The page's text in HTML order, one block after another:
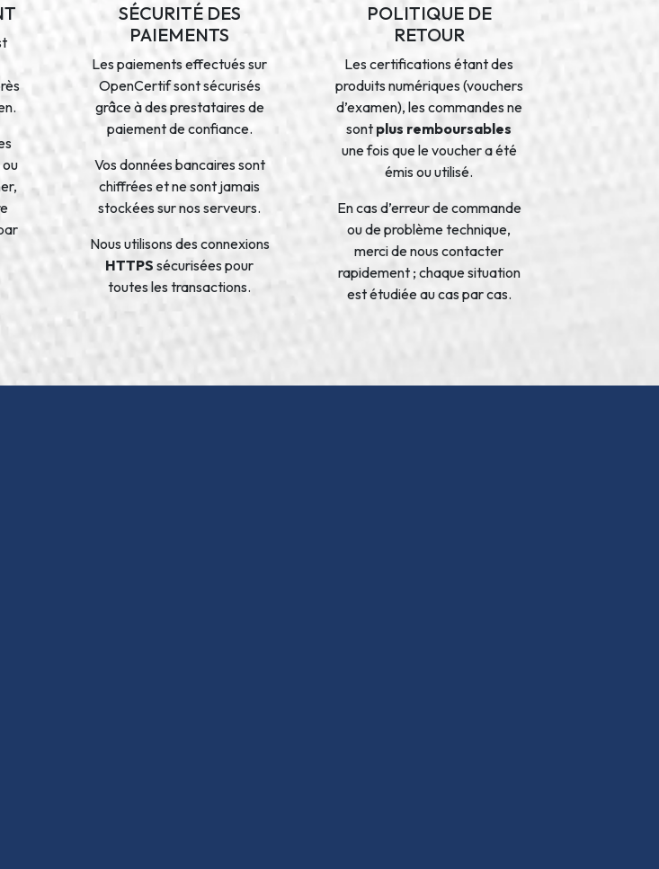
SÉCURITÉ DES
PAIEMENTS
Les paiements effectués sur
OpenCertif sont sécurisés
grâce à des prestataires de
paiement de confiance.
Vos données bancaires sont
chiffrées et ne sont jamais
stockées sur nos serveurs.
Nous utilisons des connexions
HTTPS sécurisées pour
toutes les transactions.
POLITIQUE DE
RETOUR
Les certifications étant des
produits numériques (vouchers
d’examen), les commandes ne
sont plus remboursables
une fois que le voucher a été
émis ou utilisé.
En cas d’erreur de commande
ou de problème technique,
merci de nous contacter
rapidement ; chaque situation
est étudiée au cas par cas.